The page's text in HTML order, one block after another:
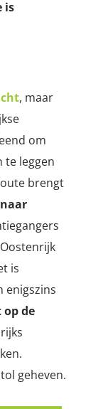
is
, maar
om
te leggen
brengt
is
enigszins
de
geheven.